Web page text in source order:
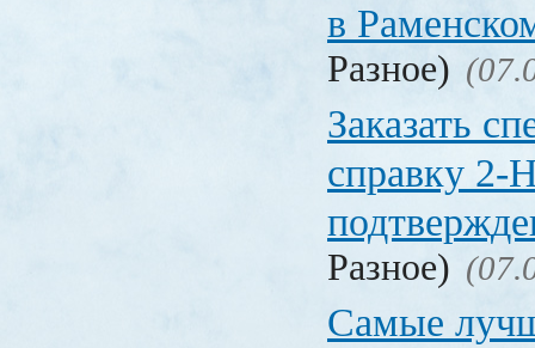
в
Разное)
Заказать
справку
Разное)
Самые